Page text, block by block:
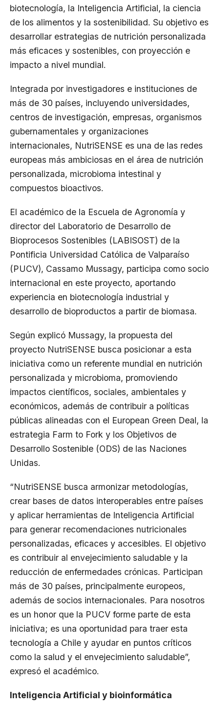
biotecnología, la Inteligencia Artificial, la ciencia
de los alimentos y la sostenibilidad. Su objetivo es
desarrollar estrategias de nutrición personalizada
más eficaces y sostenibles, con proyección e
impacto a nivel mundial.
Integrada por investigadores e instituciones de
más de 30 países, incluyendo universidades,
centros de investigación, empresas, organismos
gubernamentales y organizaciones
internacionales, NutriSENSE es una de las redes
europeas más ambiciosas en el área de nutrición
personalizada, microbioma intestinal y
compuestos bioactivos.
El académico de la Escuela de Agronomía y
director del Laboratorio de Desarrollo de
Bioprocesos Sostenibles (LABISOST) de la
Pontificia Universidad Católica de Valparaíso
(PUCV), Cassamo Mussagy, participa como socio
internacional en este proyecto, aportando
experiencia en biotecnología industrial y
desarrollo de bioproductos a partir de biomasa.
Según explicó Mussagy, la propuesta del
proyecto NutriSENSE busca posicionar a esta
iniciativa como un referente mundial en nutrición
personalizada y microbioma, promoviendo
impactos científicos, sociales, ambientales y
económicos, además de contribuir a políticas
públicas alineadas con el European Green Deal, la
estrategia Farm to Fork y los Objetivos de
Desarrollo Sostenible (ODS) de las Naciones
Unidas.
“NutriSENSE busca armonizar metodologías,
crear bases de datos interoperables entre países
y aplicar herramientas de Inteligencia Artificial
para generar recomendaciones nutricionales
personalizadas, eficaces y accesibles. El objetivo
es contribuir al envejecimiento saludable y la
reducción de enfermedades crónicas. Participan
más de 30 países, principalmente europeos,
además de socios internacionales. Para nosotros
es un honor que la PUCV forme parte de esta
iniciativa; es una oportunidad para traer esta
tecnología a Chile y ayudar en puntos críticos
como la salud y el envejecimiento saludable”,
expresó el académico.
Inteligencia Artificial y bioinformática